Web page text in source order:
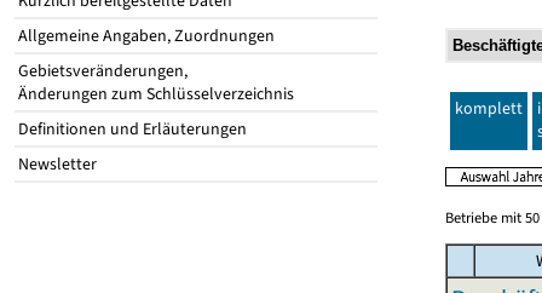
Allgemeine Angaben, Zuordnungen
Gebietsveränderungen,
Änderungen zum Schlüsselverzeichnis
Definitionen und Erläuterungen
Newsletter
komplett
Betriebe mit